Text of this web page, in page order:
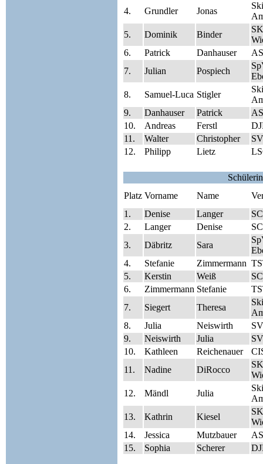
4.
Grundler Jonas
5.
Dominik Binder
6.
Patrick Danhauser
7.
Julian Pospiech
8.
Samuel-Luca Stigler
9.
Danhauser Patrick
10.
Andreas Ferstl
11.
Walter Christopher
12.
Philipp Lietz
Platz Vorname Name
1.
Denise Langer
2.
Langer Denise
3.
Däbritz Sara
4.
Stefanie Zimmermann
5.
Kerstin Weiß
6.
Zimmermann Stefanie
7.
Siegert Theresa
8.
Julia Neiswirth
9.
Neiswirth Julia
10.
Kathleen Reichenauer
11.
Nadine DiRocco
12.
Mändl Julia
13.
Kathrin Kiesel
14.
Jessica Mutzbauer
15.
Sophia Scherer